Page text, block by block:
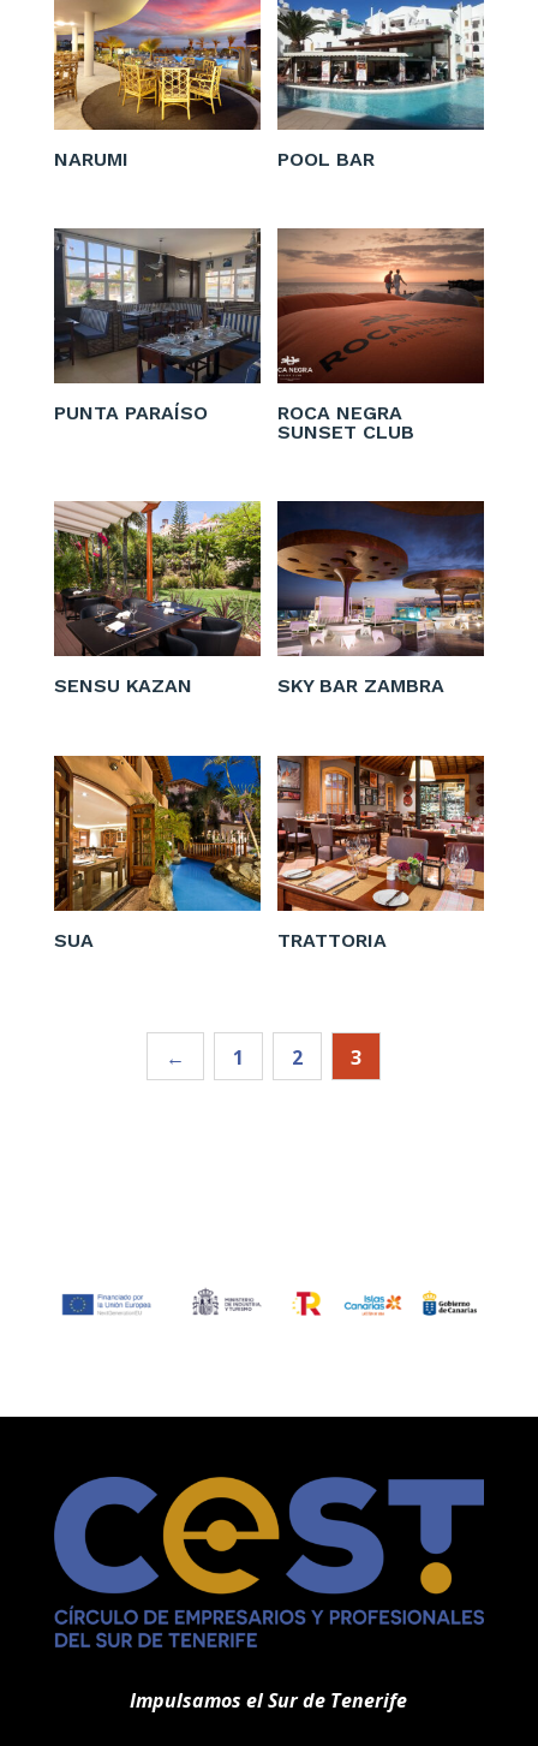
NARUMI POOL BAR
PUNTA PARAÍSO
ROCA NEGRA
SUNSET CLUB
SENSU KAZAN SKY BAR ZAMBRA
SUA TRATTORIA
← 1 2 3
Impulsamos el Sur de Tenerife